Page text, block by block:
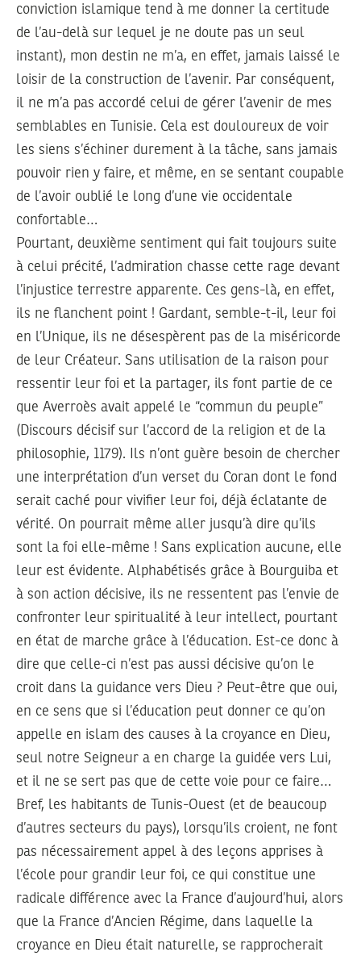
conviction islamique tend à me donner la certitude
de l’au-delà sur lequel je ne doute pas un seul
instant), mon destin ne m’a, en effet, jamais laissé le
loisir de la construction de l’avenir. Par conséquent,
il ne m’a pas accordé celui de gérer l’avenir de mes
semblables en Tunisie. Cela est douloureux de voir
les siens s’échiner durement à la tâche, sans jamais
pouvoir rien y faire, et même, en se sentant coupable
de l’avoir oublié le long d’une vie occidentale
confortable…
Pourtant, deuxième sentiment qui fait toujours suite
à celui précité, l’admiration chasse cette rage devant
l’injustice terrestre apparente. Ces gens-là, en effet,
ils ne flanchent point ! Gardant, semble-t-il, leur foi
en l’Unique, ils ne désespèrent pas de la miséricorde
de leur Créateur. Sans utilisation de la raison pour
ressentir leur foi et la partager, ils font partie de ce
que Averroès avait appelé le “commun du peuple”
(Discours décisif sur l’accord de la religion et de la
philosophie, 1179). Ils n’ont guère besoin de chercher
une interprétation d’un verset du Coran dont le fond
serait caché pour vivifier leur foi, déjà éclatante de
vérité. On pourrait même aller jusqu’à dire qu’ils
sont la foi elle-même ! Sans explication aucune, elle
leur est évidente. Alphabétisés grâce à Bourguiba et
à son action décisive, ils ne ressentent pas l’envie de
confronter leur spiritualité à leur intellect, pourtant
en état de marche grâce à l’éducation. Est-ce donc à
dire que celle-ci n’est pas aussi décisive qu’on le
croit dans la guidance vers Dieu ? Peut-être que oui,
en ce sens que si l’éducation peut donner ce qu’on
appelle en islam des causes à la croyance en Dieu,
seul notre Seigneur a en charge la guidée vers Lui,
et il ne se sert pas que de cette voie pour ce faire…
Bref, les habitants de Tunis-Ouest (et de beaucoup
d’autres secteurs du pays), lorsqu’ils croient, ne font
pas nécessairement appel à des leçons apprises à
l’école pour grandir leur foi, ce qui constitue une
radicale différence avec la France d’aujourd’hui, alors
que la France d’Ancien Régime, dans laquelle la
croyance en Dieu était naturelle, se rapprocherait